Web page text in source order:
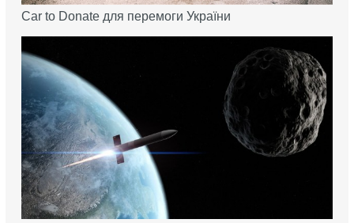
Car to Donate для перемоги України